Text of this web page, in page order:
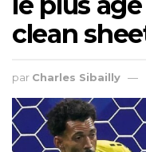
clean
par Charles Sibailly